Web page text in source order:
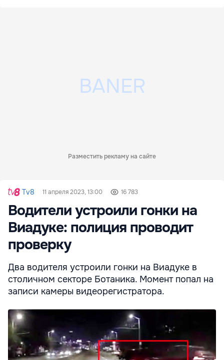
Разместить рекламу на сайте
Tv8 11 апреля 2023, 13:00 16 783
Водители устроили гонки на
Виадуке: полиция проводит
проверку
Два водителя устроили гонки на Виадуке в
столичном секторе Ботаника. Момент попал на
записи камеры видеорегистратора.